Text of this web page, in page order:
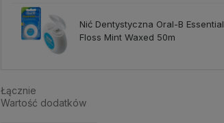
Nić Dentystyczna Oral-B Essential
Floss Mint Waxed 50m
Łącznie
Wartość dodatków